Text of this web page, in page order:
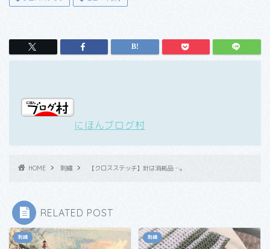
にほんブログ村
HOME 刺繍 【クロスステッチ】針は消耗品…。
RELATED POST
刺繍 刺繍